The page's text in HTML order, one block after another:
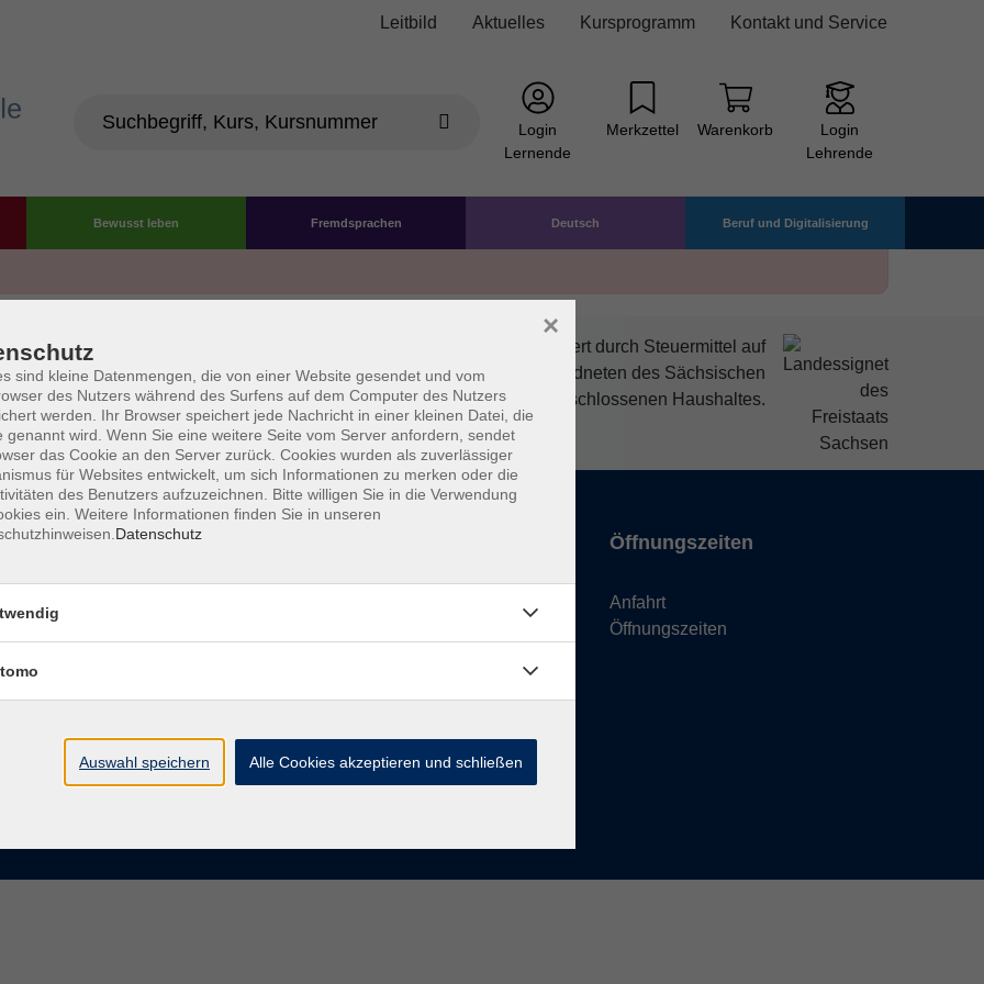
Leitbild Aktuelles Kursprogramm Kontakt und Service
Login
Lernende
Merkzettel Warenkorb
Login
Lehrende
Bewusst leben Fremdsprachen Deutsch Beruf und Digitalisierung
Die Volkshochschule wird mitfinanziert durch Steuermittel auf
der Grundlage des von den Abgeordneten des Sächsischen
Landtags beschlossenen Haushaltes.
AGB Datenschutzerklärung Impressum Widerruf
Kontaktformular
Öffnungszeiten
Anfahrt
Öffnungszeiten
sind kleine Datenmengen, die von einer Website gesendet und vom
des Nutzers während des Surfens auf dem Computer des Nutzers
werden. Ihr Browser speichert jede Nachricht in einer kleinen Datei, die
genannt wird. Wenn Sie eine weitere Seite vom Server anfordern, sendet
das Cookie an den Server zurück. Cookies wurden als zuverlässiger
für Websites entwickelt, um sich Informationen zu merken oder die
des Benutzers aufzuzeichnen. Bitte willigen Sie in die Verwendung
ein. Weitere Informationen finden Sie in unseren
Datenschutz
×
Auswahl speichern Alle Cookies akzeptieren und schließen